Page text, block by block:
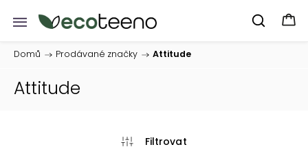
Domů / Prodávané značky / Attitude
Attitude